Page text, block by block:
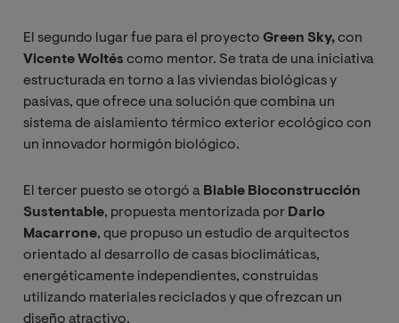
El segundo lugar fue para el proyecto Green Sky,con
Vicente Woltés como mentor. Se trata de una iniciativa
estructurada en torno a las viviendas biológicas y
pasivas, que ofrece una solución que combina un
sistema de aislamiento térmico exterior ecológico con
un innovador hormigón biológico.
El tercer puesto se otorgó a Biable Bioconstrucción
Sustentable, propuesta mentorizada por Dario
Macarrone, que propuso un estudio de arquitectos
orientado al desarrollo de casas bioclimáticas,
energéticamente independientes, construidas
utilizando materiales reciclados y que ofrezcan un
diseño atractivo.